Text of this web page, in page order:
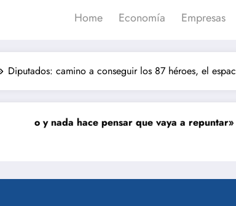
Home Economía Empresas
Diputados: camino a conseguir los 87 héroes, el
hace pensar que vaya a repuntar» En